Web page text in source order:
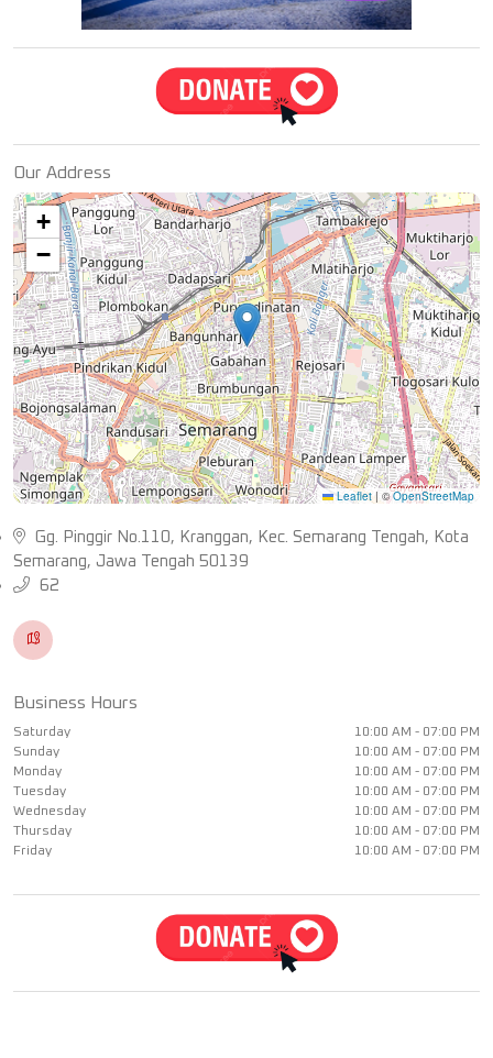
Our Address
+
−
Leaflet | ©OpenStreetMap
Gg. Pinggir No.110, Kranggan, Kec. Semarang Tengah, Kota
Semarang, Jawa Tengah 50139
62
Business Hours
Saturday
10:00 AM - 07:00 PM
Sunday
10:00 AM - 07:00 PM
Monday
10:00 AM - 07:00 PM
Tuesday
10:00 AM - 07:00 PM
Wednesday
10:00 AM - 07:00 PM
Thursday
10:00 AM - 07:00 PM
Friday
10:00 AM - 07:00 PM